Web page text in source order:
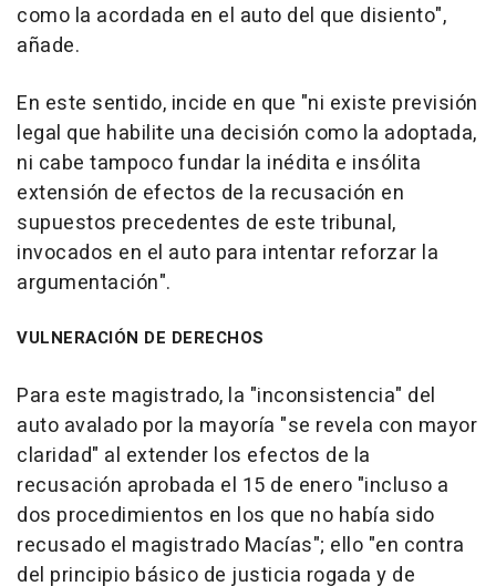
como la acordada en el auto del que disiento",
añade.
En este sentido, incide en que "ni existe previsión
legal que habilite una decisión como la adoptada,
ni cabe tampoco fundar la inédita e insólita
extensión de efectos de la recusación en
supuestos precedentes de este tribunal,
invocados en el auto para intentar reforzar la
argumentación".
VULNERACIÓN DE DERECHOS
Para este magistrado, la "inconsistencia" del
auto avalado por la mayoría "se revela con mayor
claridad" al extender los efectos de la
recusación aprobada el 15 de enero "incluso a
dos procedimientos en los que no había sido
recusado el magistrado Macías"; ello "en contra
del principio básico de justicia rogada y de